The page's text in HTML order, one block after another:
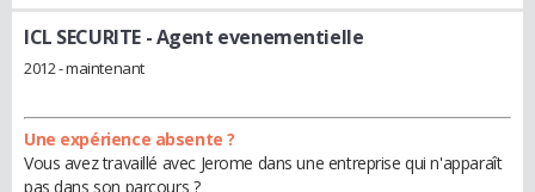
ICL SECURITE- Agent evenementielle
2012 - maintenant
Une expérience absente ?
Vous avez travaillé avec Jerome dans une entreprise qui n'apparaît
pas dans son parcours ?